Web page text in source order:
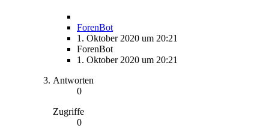
ForenBot
1. Oktober 2020 um 20:21
ForenBot
1. Oktober 2020 um 20:21
Antworten
0
Zugriffe
0